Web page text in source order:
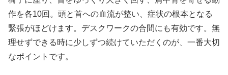
作を各10回。頭と首への血流が整い、症状の根本となる
緊張がほどけます。デスクワークの合間にも有効です。無
理せずできる時に少しずつ続けていただくのが、一番大切
なポイントです。